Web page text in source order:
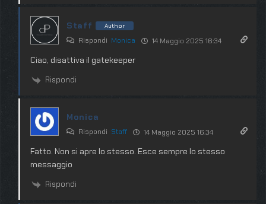
Staff Author
Rispondi Monica 14 Maggio 2025 16:34
Ciao, disattiva il gatekeeper
Rispondi
Monica
Rispondi Staff 14 Maggio 2025 16:34
Fatto. Non si apre lo stesso. Esce sempre lo stesso
messaggio
Rispondi